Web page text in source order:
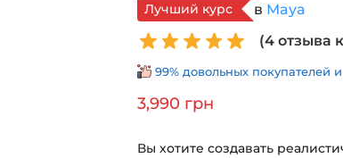
Лучший курс в Maya
(4 отзыва
99% довольных покупателей
3,990 грн
Вы хотите создавать